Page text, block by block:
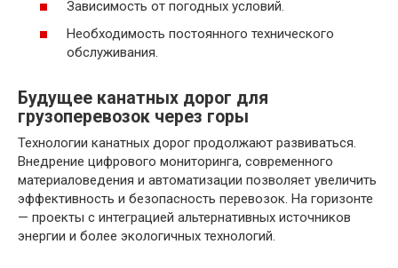
Зависимость от погодных условий.
Необходимость постоянного технического
обслуживания.
Будущее канатных дорог для
грузоперевозок через горы
Технологии канатных дорог продолжают развиваться.
Внедрение цифрового мониторинга, современного
материаловедения и автоматизации позволяет увеличить
эффективность и безопасность перевозок. На горизонте
— проекты с интеграцией альтернативных источников
энергии и более экологичных технологий.